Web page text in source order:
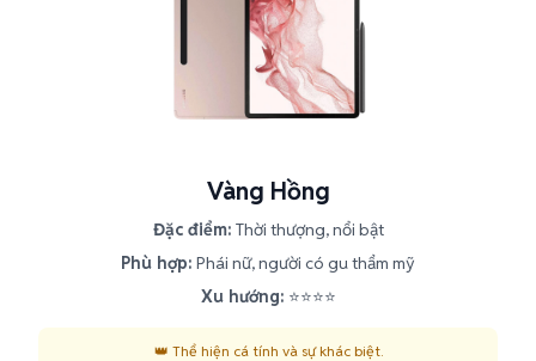
Vàng Hồng
Đặc điểm: Thời thượng, nổi bật
Phù hợp: Phái nữ, người có gu thẩm mỹ
Xu hướng: ⭐⭐⭐⭐
👑 Thể hiện cá tính và sự khác biệt.